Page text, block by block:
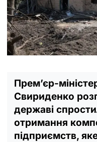
Премʼєр-
Свириденко
державі
отримання
підприємств,